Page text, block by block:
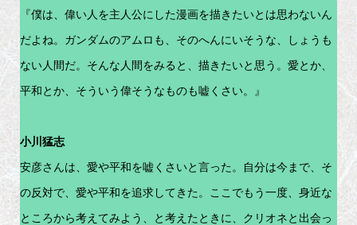
『僕は、偉い人を主人公にした漫画を描きたいとは思わないん
だよね。ガンダムのアムロも、そのへんにいそうな、しょうも
ない人間だ。そんな人間をみると、描きたいと思う。愛とか、
平和とか、そういう偉そうなものも嘘くさい。』
小川猛志
安彦さんは、愛や平和を嘘くさいと言った。自分は今まで、そ
の反対で、愛や平和を追求してきた。ここでもう一度、身近な
ところから考えてみよう、と考えたときに、クリオネと出会っ